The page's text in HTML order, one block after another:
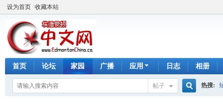
设为首页 收藏本站
首页 论坛 家园 广播 应用 日志 相册
帖子 热搜: